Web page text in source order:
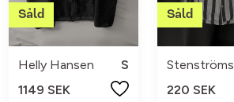
Helly Hansen
S
1149 SEK
Stenströms
220 SEK